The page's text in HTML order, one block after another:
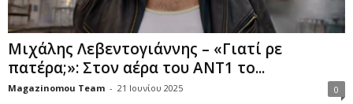
Μιχάλης Λεβεντογιάννης – «Γιατί ρε
πατέρα;»: Στον αέρα του ΑΝΤ1 το...
Magazinomou Team - 21 Ιουνίου 2025 0